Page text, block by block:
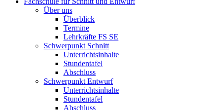
Über uns
Überblick
Termine
Lehrkräfte FS SE
Schwerpunkt Schnitt
Unterrichtsinhalte
Stundentafel
Abschluss
Schwerpunkt Entwurf
Unterrichtsinhalte
Stundentafel
Abschluss